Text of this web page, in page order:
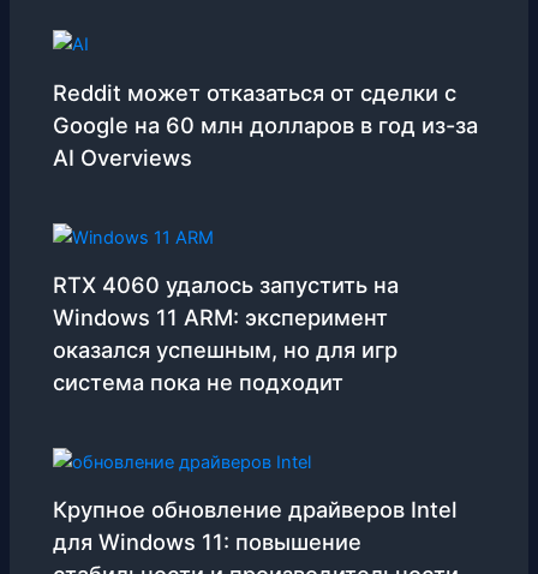
Reddit может отказаться от сделки с
Google на 60 млн долларов в год из-за
AI Overviews
RTX 4060 удалось запустить на
Windows 11 ARM: эксперимент
оказался успешным, но для игр
система пока не подходит
Крупное обновление драйверов Intel
для Windows 11: повышение